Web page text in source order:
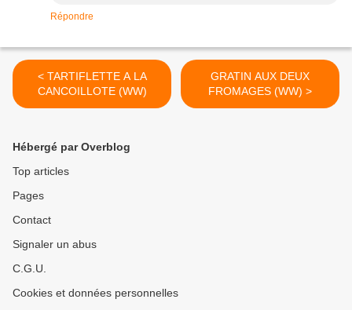
Répondre
< TARTIFLETTE A LA
CANCOILLOTE (WW)
GRATIN AUX DEUX
FROMAGES (WW) >
Hébergé par Overblog
Top articles
Pages
Contact
Signaler un abus
C.G.U.
Cookies et données personnelles